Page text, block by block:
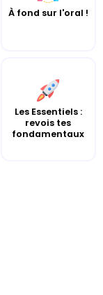
À fond sur l'oral !
Les Essentiels :
revois tes
fondamentaux